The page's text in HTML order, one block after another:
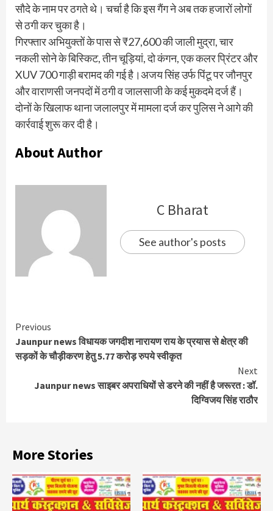
सौदे के नाम पर ठगते थे। चर्चा है कि इस गैंग ने अब तक हजारों लोगों
से ठगी कर चुका है।
गिरफ्तार अभियुक्तों के पास से ₹27,600 की जाली मुद्रा, चार
नकली सोने के बिस्किट, तीन चूड़ियां, दो कंगन, एक कलर प्रिंटर और
XUV 700 गाड़ी बरामद की गई है।अजय सिंह उर्फ पिंटू पर जौनपुर
और वाराणसी जनपदों में ठगी व जालसाजी के कई मुकदमे दर्ज हैं।
दोनों के खिलाफ थाना जलालपुर में मामला दर्ज कर पुलिस ने आगे की
कार्रवाई शुरू कर दी है।
About Author
C Bharat
See author's posts
Continue
Reading
Previous
Jaunpur news विधायक जगदीश नारायण राय के प्रयास से क्षेत्र की
सड़कों के चौड़ीकरण हेतु 5.77 करोड़ रुपये स्वीकृत
Next
Jaunpur news साइबर अपराधियों से डरने की नहीं है जरूरत : डॉ.
दिग्विजय सिंह राठौर
More Stories